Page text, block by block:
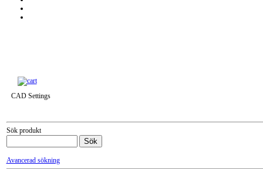
CAD Settings
Sök produkt
Avancerad sökning